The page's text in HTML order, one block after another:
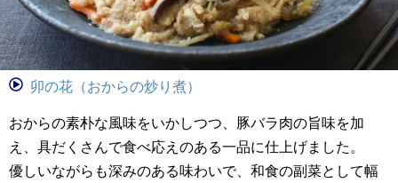
卯の花（おからの炒り煮）
おからの素朴な風味をいかしつつ、豚バラ肉の旨味を加
え、具だくさんで食べ応えのある一品に仕上げました。
優しいながらも深みのある味わいで、和食の副菜として幅